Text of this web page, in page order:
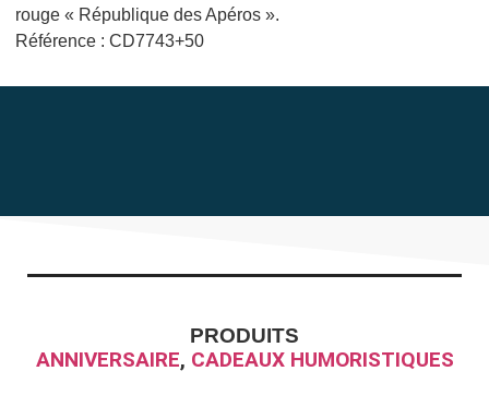
rouge « République des Apéros ».
Référence : CD7743+50
PRODUITS
ANNIVERSAIRE, CADEAUX HUMORISTIQUES